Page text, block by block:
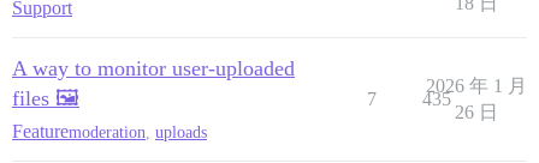
Support
A way to monitor user-uploaded
files 🖼️
Featuremoderation uploads
7 435
2026 年 1 月
26 日